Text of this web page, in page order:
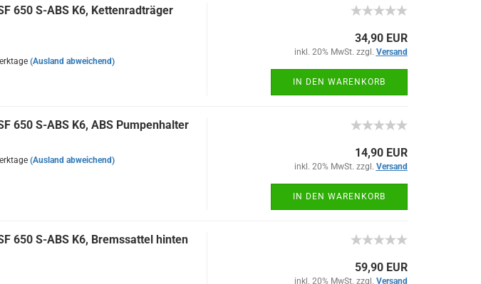
650 S-ABS K6, Kettenradträger
(Ausland abweichend)
34,90 EUR
inkl. 20% MwSt. zzgl. Versand
IN DEN WARENKORB
650 S-ABS K6, ABS Pumpenhalter
(Ausland abweichend)
14,90 EUR
inkl. 20% MwSt. zzgl. Versand
IN DEN WARENKORB
650 S-ABS K6, Bremssattel hinten
59,90 EUR
inkl. 20% MwSt. zzgl. Versand